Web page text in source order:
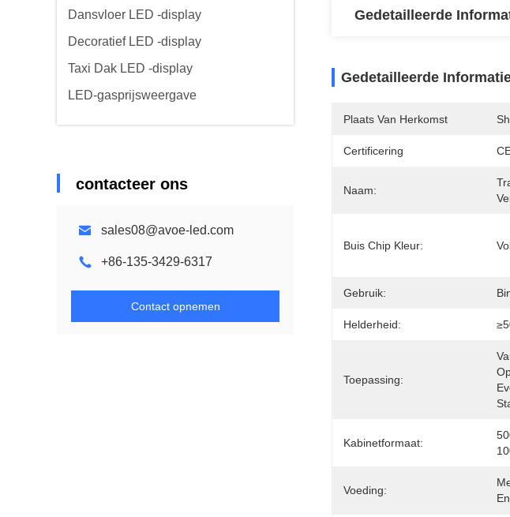
Dansvloer LED -display
Decoratief LED -display
Taxi Dak LED -display
LED-gasprijsweergave
contacteer ons
sales08@avoe-led.com
+86-135-3429-6317
Contact opnemen
Gedetailleerde
Gedetailleerde
Plaats Van Herkomst
Certificering
Naam:
Buis Chip Kleur:
Gebruik:
Helderheid:
Toepassing:
Kabinetformaat:
Voeding: